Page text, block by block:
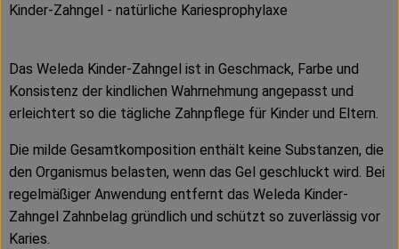
Kinder-Zahngel - natürliche Kariesprophylaxe
Das Weleda Kinder-Zahngel ist in Geschmack, Farbe und
Konsistenz der kindlichen Wahrnehmung angepasst und
erleichtert so die tägliche Zahnpflege für Kinder und Eltern.
Die milde Gesamtkomposition enthält keine Substanzen, die
den Organismus belasten, wenn das Gel geschluckt wird. Bei
regelmäßiger Anwendung entfernt das Weleda Kinder-
Zahngel Zahnbelag gründlich und schützt so zuverlässig vor
Karies.